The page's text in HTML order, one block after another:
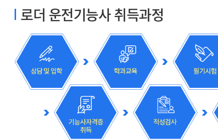
로더 운전기능사 취득과정